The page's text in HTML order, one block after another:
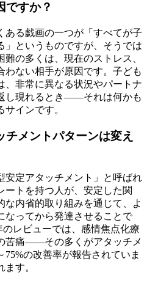
ですか？
ある戯画の一つが「すべてが子
」というものですが、そうでは
の多くは、現在のストレス、
わない相手が原因です。子ども
、非常に異なる状況やパートナ
し現れるとき——それは何かも
インです。
メントパターンは変え
安定アタッチメント」と呼ばれ
ートを持つ人が、安定した関
内省的取り組みを通じて、よ
なってから発達させることで
のレビューでは、感情焦点化療
苦痛——その多くがアタッチメ
の改善率が報告されていま
す。